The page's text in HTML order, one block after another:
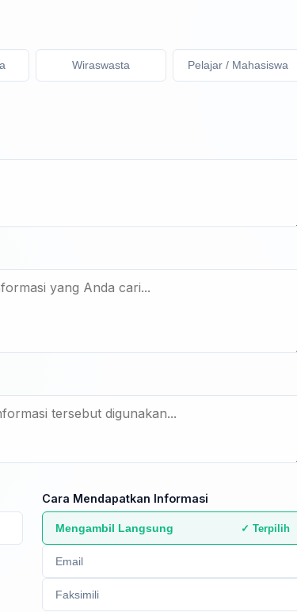
Wiraswasta Pelajar / Mahasiswa
Cara Mendapatkan Informasi
Mengambil Langsung ✓ Terpilih
Email
Faksimili